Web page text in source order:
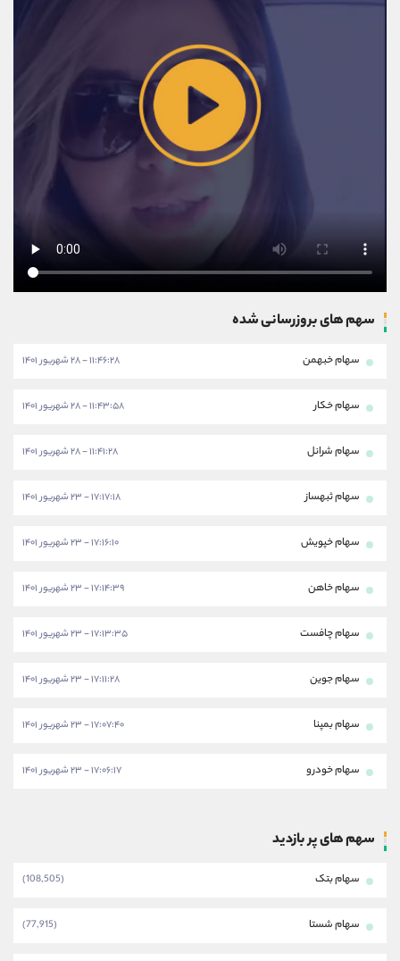
سهم های بروزرسانی شده
سهام خبهمن ۱۱:۴۶:۲۸ - ۲۸ شهریور ۱۴۰۱
سهام خکار ۱۱:۴۳:۵۸ - ۲۸ شهریور ۱۴۰۱
سهام شرانل ۱۱:۴۱:۲۸ - ۲۸ شهریور ۱۴۰۱
سهام ثبهساز ۱۷:۱۷:۱۸ - ۲۳ شهریور ۱۴۰۱
سهام خپویش ۱۷:۱۶:۱۰ - ۲۳ شهریور ۱۴۰۱
سهام خاهن ۱۷:۱۴:۳۹ - ۲۳ شهریور ۱۴۰۱
سهام چافست ۱۷:۱۳:۳۵ - ۲۳ شهریور ۱۴۰۱
سهام جوین ۱۷:۱۱:۲۸ - ۲۳ شهریور ۱۴۰۱
سهام بمپنا ۱۷:۰۷:۴۰ - ۲۳ شهریور ۱۴۰۱
سهام خودرو ۱۷:۰۶:۱۷ - ۲۳ شهریور ۱۴۰۱
سهم های پر بازدید
سهام بتک (108,505)
سهام شستا (77,915)